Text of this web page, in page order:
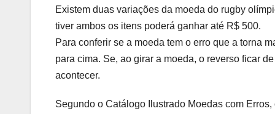
Existem duas variações da moeda do rugby
tiver ambos os itens poderá ganhar até R$ 500.
Para conferir se a moeda tem o erro que a torna
para cima. Se, ao girar a moeda, o reverso ficar
acontecer.
Segundo o Catálogo Ilustrado Moedas com